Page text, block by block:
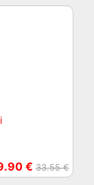
€ 33.55 €